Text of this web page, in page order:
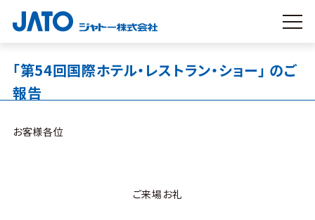
「第54回国際ホテル・レストラン・ショー」 のご
報告
お客様各位
ご来場お礼